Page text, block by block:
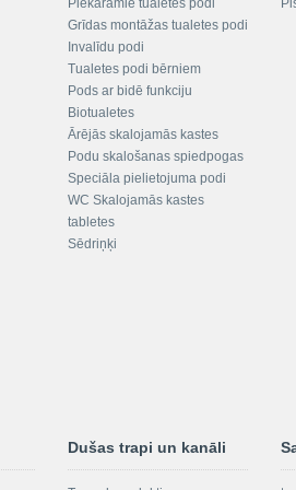
Piekaramie tualetes podi
Grīdas montāžas tualetes podi
Invalīdu podi
Tualetes podi bērniem
Pods ar bidē funkciju
Biotualetes
Ārējās skalojamās kastes
Podu skalošanas spiedpogas
Speciāla pielietojuma podi
WC Skalojamās kastes
tabletes
Sēdriņķi
Dušas trapi un kanāli